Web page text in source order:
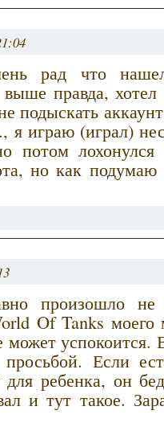
рад что
правда,
я играю (играл)
потом
но как подумаю
произошло не
Of Tanks
может успокоится.
Если
ребенка, он
и тут такое.